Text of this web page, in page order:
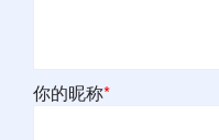
你的昵称*